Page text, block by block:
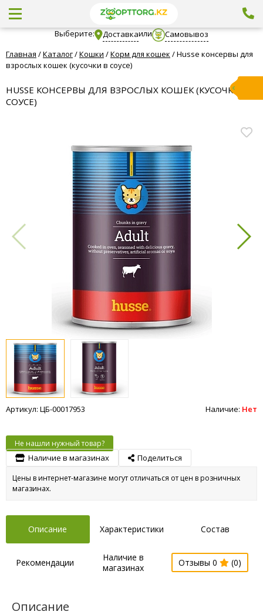
Выберите: Доставкаили
Самовывоз
Главная /Каталог/Кошки /Корм для кошек /Husse консервы для
взрослых кошек (кусочки в соусе)
HUSSE КОНСЕРВЫ ДЛЯ ВЗРОСЛЫХ КОШЕК (КУСОЧКИ В
СОУСЕ)
Артикул: ЦБ-00017953 Наличие: Нет
Не нашли нужный товар?
Наличие в магазинах Поделиться
Цены в интернет-магазине могут отличаться от цен в розничных
магазинах.
Описание Характеристики Состав
Рекомендации
Наличие в
магазинах
Отзывы 0 (0)
Описание